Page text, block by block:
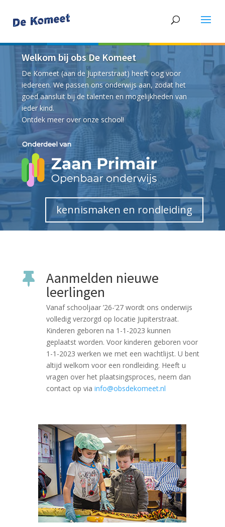
Welkom bij obs De Komeet
De Komeet (aan de Jupiterstraat) heeft oog voor
iedereen. We passen ons onderwijs aan, zodat het
goed aansluit bij de talenten en mogelijkheden van
ieder kind.
Ontdek meer over onze school!
kennismaken en rondleiding
 Aanmelden nieuwe
leerlingen
Vanaf schooljaar ’26-’27 wordt ons onderwijs
volledig verzorgd op locatie Jupiterstraat.
Kinderen geboren na 1-1-2023 kunnen
geplaatst worden. Voor kinderen geboren voor
1-1-2023 werken we met een wachtlijst. U bent
altijd welkom voor een rondleiding. Heeft u
vragen over het plaatsingsproces, neem dan
contact op via info@obsdekomeet.nl